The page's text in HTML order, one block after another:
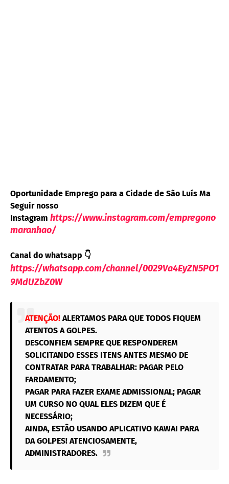
Oportunidade Emprego para a Cidade de São Luís Ma
Seguir nosso
Instagram https://www.instagram.com/empregono
maranhao/
Canal do whatsapp 👇
https://whatsapp.com/channel/0029Va4EyZN5PO1
9MdUZbZ0W
ATENÇÃO! ALERTAMOS PARA QUE TODOS FIQUEM
ATENTOS A GOLPES.
DESCONFIEM SEMPRE QUE RESPONDEREM
SOLICITANDO ESSES ITENS ANTES MESMO DE
CONTRATAR PARA TRABALHAR: PAGAR PELO
FARDAMENTO;
PAGAR PARA FAZER EXAME ADMISSIONAL; PAGAR
UM CURSO NO QUAL ELES DIZEM QUE É
NECESSÁRIO;
AINDA, ESTÃO USANDO APLICATIVO KAWAI PARA
DA GOLPES! ATENCIOSAMENTE,
ADMINISTRADORES.